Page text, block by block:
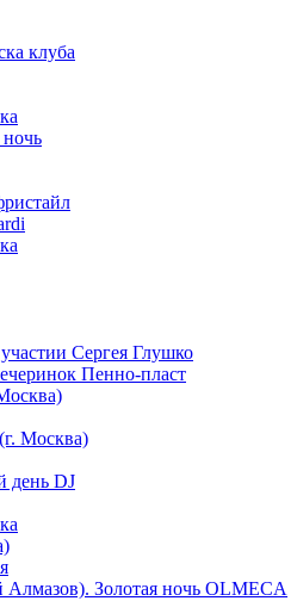
клуба
ночь
Сергея Глушко
Пенно-пласт
Москва)
день DJ
Золотая ночь OLMECA